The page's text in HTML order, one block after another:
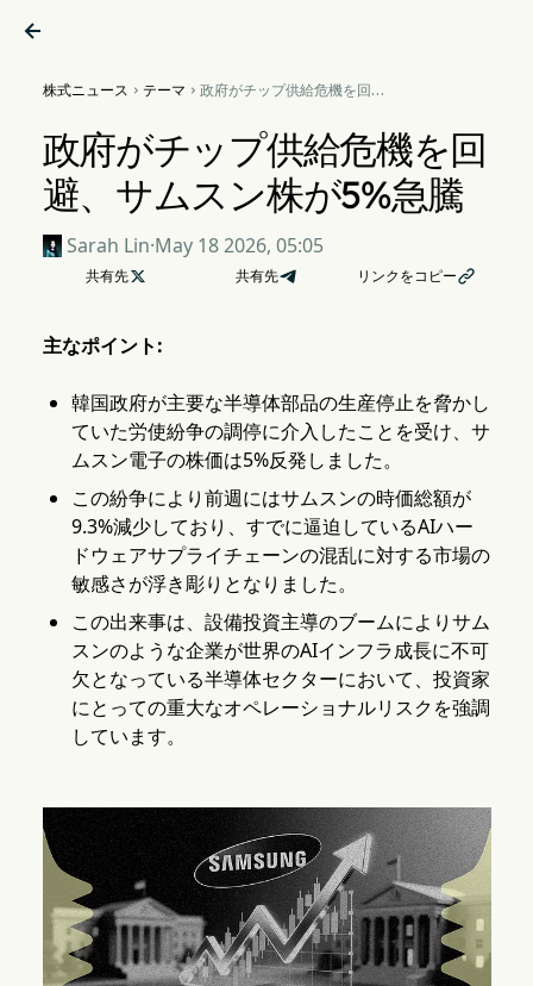

株式ニュース  テーマ  政府がチップ供給危機を回
政府がチップ供給危機を回
避、サムスン株が5%急騰
Sarah Lin·May 18 2026, 05:05
共有先 共有先 リンクをコピー
主なポイント:
韓国政府が主要な半導体部品の生産停止を脅かし
ていた労使紛争の調停に介入したことを受け、サ
ムスン電子の株価は5%反発しました。
この紛争により前週にはサムスンの時価総額が
9.3%減少しており、すでに逼迫しているAIハー
ドウェアサプライチェーンの混乱に対する市場の
敏感さが浮き彫りとなりました。
この出来事は、設備投資主導のブームによりサム
スンのような企業が世界のAIインフラ成長に不可
欠となっている半導体セクターにおいて、投資家
にとっての重大なオペレーショナルリスクを強調
しています。